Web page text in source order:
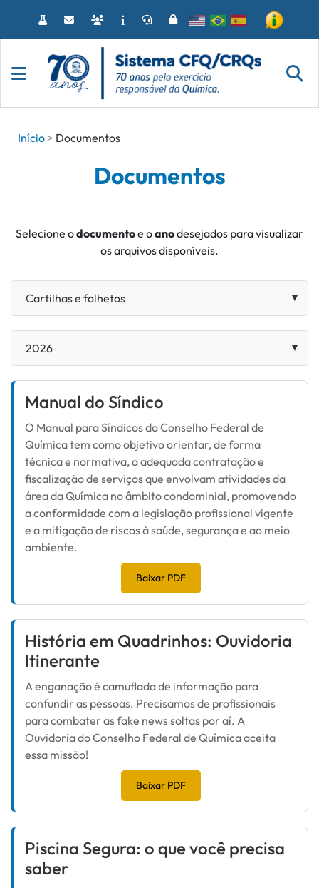
o
Início
Documentos
Documentos
Selecione odocumentoe oanodesejados para visualizar
os arquivos disponíveis.
Manual do Síndico
O Manual para Síndicos do Conselho Federal de
Química tem como objetivo orientar, de forma
técnica e normativa, a adequada contratação e
fiscalização de serviços que envolvam atividades da
área da Química no âmbito condominial, promovendo
a conformidade com a legislação profissional vigente
e a mitigação de riscos à saúde, segurança e ao meio
ambiente.
Baixar PDF
História em Quadrinhos: Ouvidoria
Itinerante
A enganação é camuflada de informação para
confundir as pessoas. Precisamos de profissionais
para combater as fake news soltas por aí. A
Ouvidoria do Conselho Federal de Química aceita
essa missão!
Baixar PDF
Piscina Segura: o que você precisa
saber